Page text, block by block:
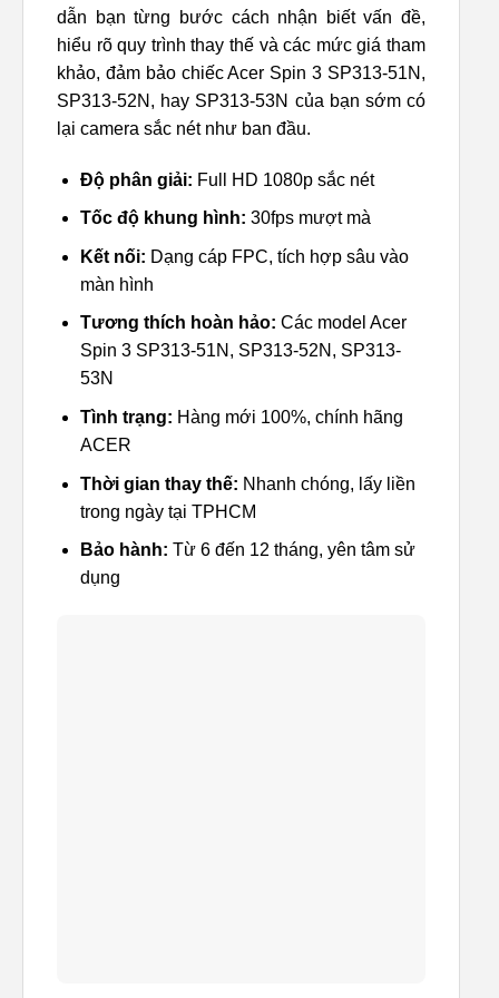
dẫn bạn từng bước cách nhận biết vấn đề,
hiểu rõ quy trình thay thế và các mức giá tham
khảo, đảm bảo chiếc Acer Spin 3 SP313-51N,
SP313-52N, hay SP313-53N của bạn sớm có
lại camera sắc nét như ban đầu.
Độ phân giải: Full HD 1080p sắc nét
Tốc độ khung hình: 30fps mượt mà
Kết nối: Dạng cáp FPC, tích hợp sâu vào
màn hình
Tương thích hoàn hảo: Các model Acer
Spin 3 SP313-51N, SP313-52N, SP313-
53N
Tình trạng: Hàng mới 100%, chính hãng
ACER
Thời gian thay thế: Nhanh chóng, lấy liền
trong ngày tại TPHCM
Bảo hành: Từ 6 đến 12 tháng, yên tâm sử
dụng